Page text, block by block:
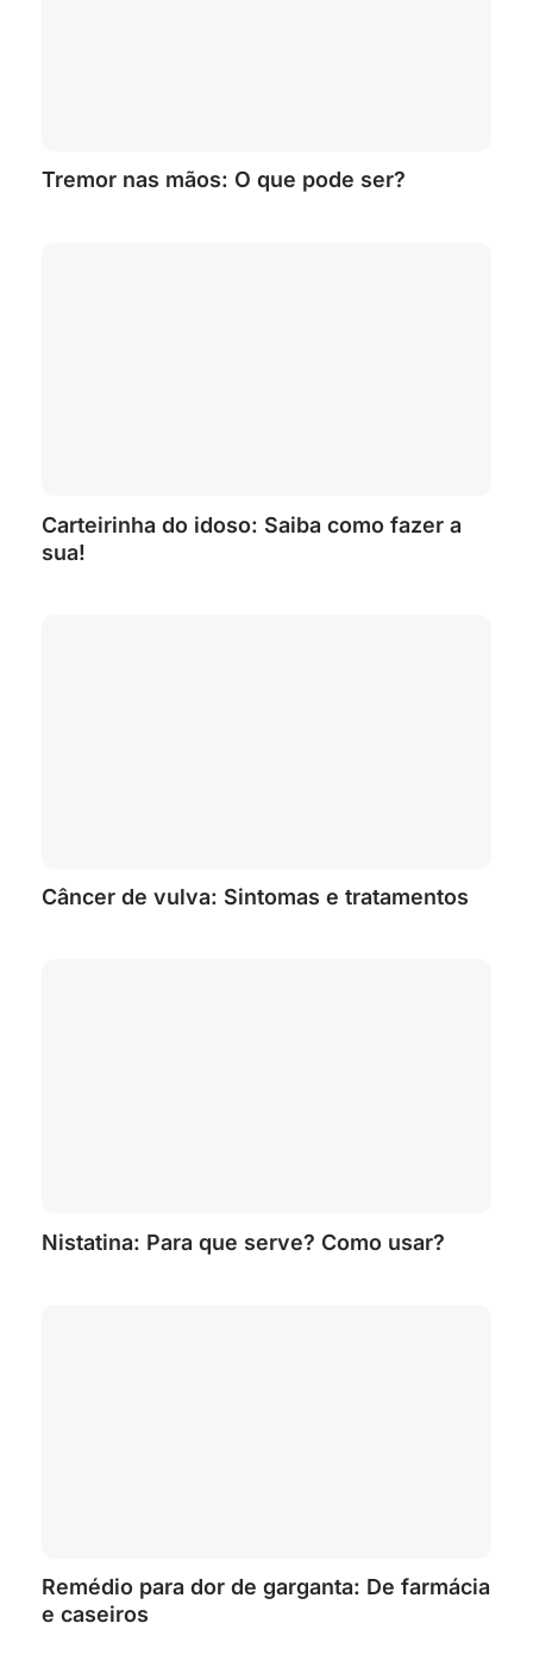
Tremor nas mãos: O que pode ser?
Carteirinha do idoso: Saiba como fazer a
sua!
Câncer de vulva: Sintomas e tratamentos
Nistatina: Para que serve? Como usar?
Remédio para dor de garganta: De farmácia
e caseiros